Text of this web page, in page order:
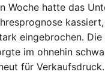
Woche hatte das
eingebrochen. Die
im ohnehin
für Verkaufsdruck.